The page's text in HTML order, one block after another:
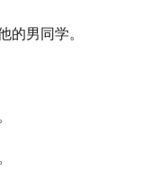
的男同学。